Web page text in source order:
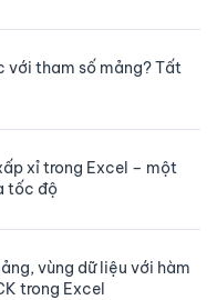
với tham số mảng? Tất
xỉ trong Excel – một
tốc độ
vùng dữ liệu với hàm
trong Excel